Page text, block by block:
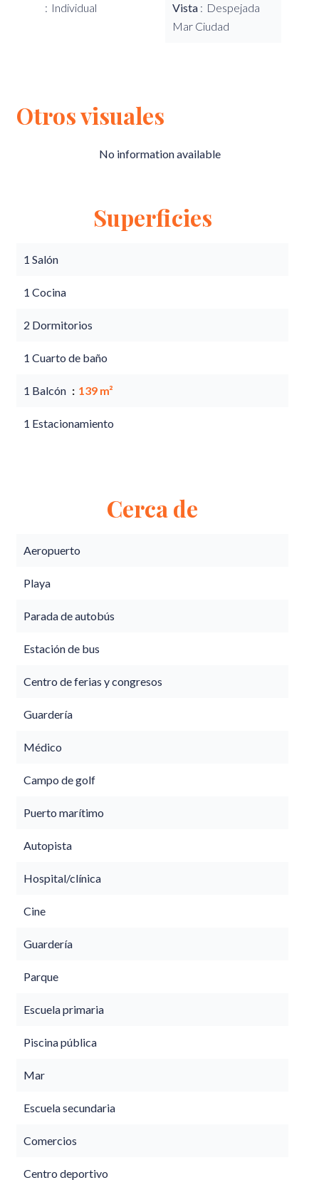
Individual
Vista
Despejada
Mar Ciudad
Otros visuales
No information available
Superficies
1 Salón
1 Cocina
2 Dormitorios
1 Cuarto de baño
1 Balcón 139 m²
1 Estacionamiento
Cerca de
Aeropuerto
Playa
Parada de autobús
Estación de bus
Centro de ferias y congresos
Guardería
Médico
Campo de golf
Puerto marítimo
Autopista
Hospital/clínica
Cine
Guardería
Parque
Escuela primaria
Piscina pública
Mar
Escuela secundaria
Comercios
Centro deportivo